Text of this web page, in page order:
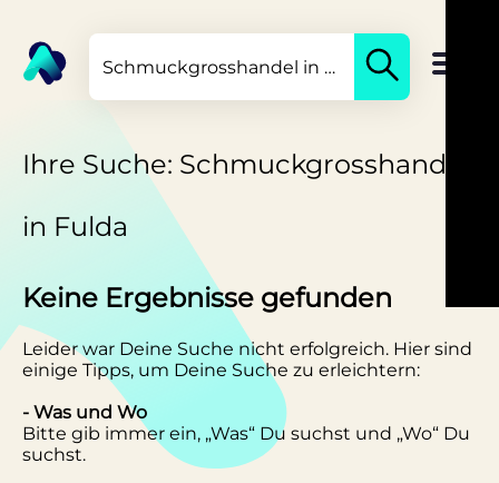
Ihre Suche: Schmuckgrosshandel
in Fulda
Keine Ergebnisse gefunden
Leider war Deine Suche nicht erfolgreich. Hier sind
einige Tipps, um Deine Suche zu erleichtern:
- Was und Wo
Bitte gib immer ein, „Was“ Du suchst und „Wo“ Du
suchst.